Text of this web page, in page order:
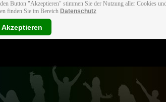
Button "Akzeptieren" stimmen Sie der Nutzung aller Cookies
finden Sie im Bereich Datenschutz
Akzeptieren